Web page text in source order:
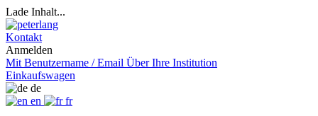
Lade Inhalt...
Kontakt
Anmelden
Mit Benutzername / Email Über Ihre Institution
Einkaufswagen
de
en
fr